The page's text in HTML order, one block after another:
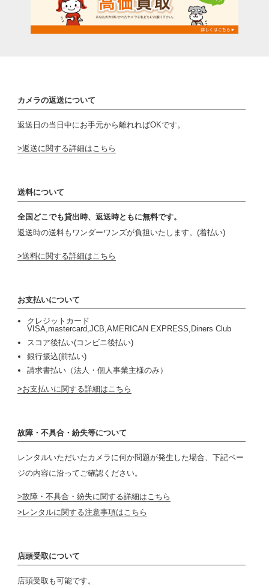
カメラの返送について
返送日の当日中にお手元から離れればOKです。
返送に関する詳細はこちら
送料について
全国どこでも貸出時、返送時ともに無料です。
返送時の送料もワンダーワンズが負担いたします。(着払い)
送料に関する詳細はこちら
お支払いについて
クレジットカード
VISA,mastercard,JCB,AMERICAN EXPRESS,Diners Club
スコア後払い(コンビニ後払い)
銀行振込(前払い)
請求書払い（法人・個人事業主様のみ）
お支払いに関する詳細はこちら
故障・不具合・紛失等について
レンタルいただいたカメラに何か問題が発生した場合、下記ペー
ジの内容に沿ってご確認ください。
故障・不具合・紛失に関する詳細はこちら
レンタルに関する注意事項はこちら
店頭受取について
店頭受取も可能です。